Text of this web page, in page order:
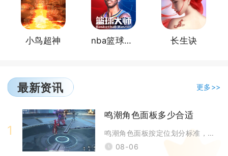
小鸟超神 nba篮球大师 长生诀
最新资讯 更多>>
1
鸣潮角色面板多少合适
鸣潮角色面板按定位划分标准，主C及格面板攻击1900至2100、暴击6
08-06